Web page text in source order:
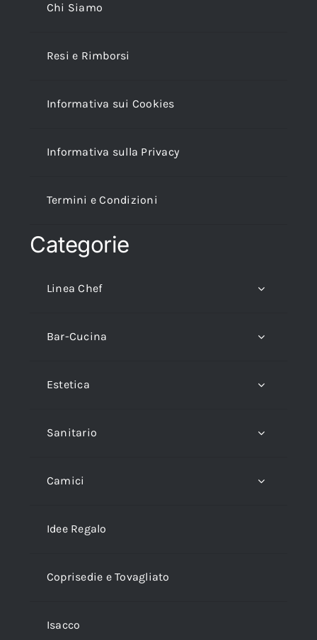
Chi Siamo
Resi e Rimborsi
Informativa sui Cookies
Informativa sulla Privacy
Termini e Condizioni
Categorie
Linea Chef
Bar-Cucina
Estetica
Sanitario
Camici
Idee Regalo
Coprisedie e Tovagliato
Isacco